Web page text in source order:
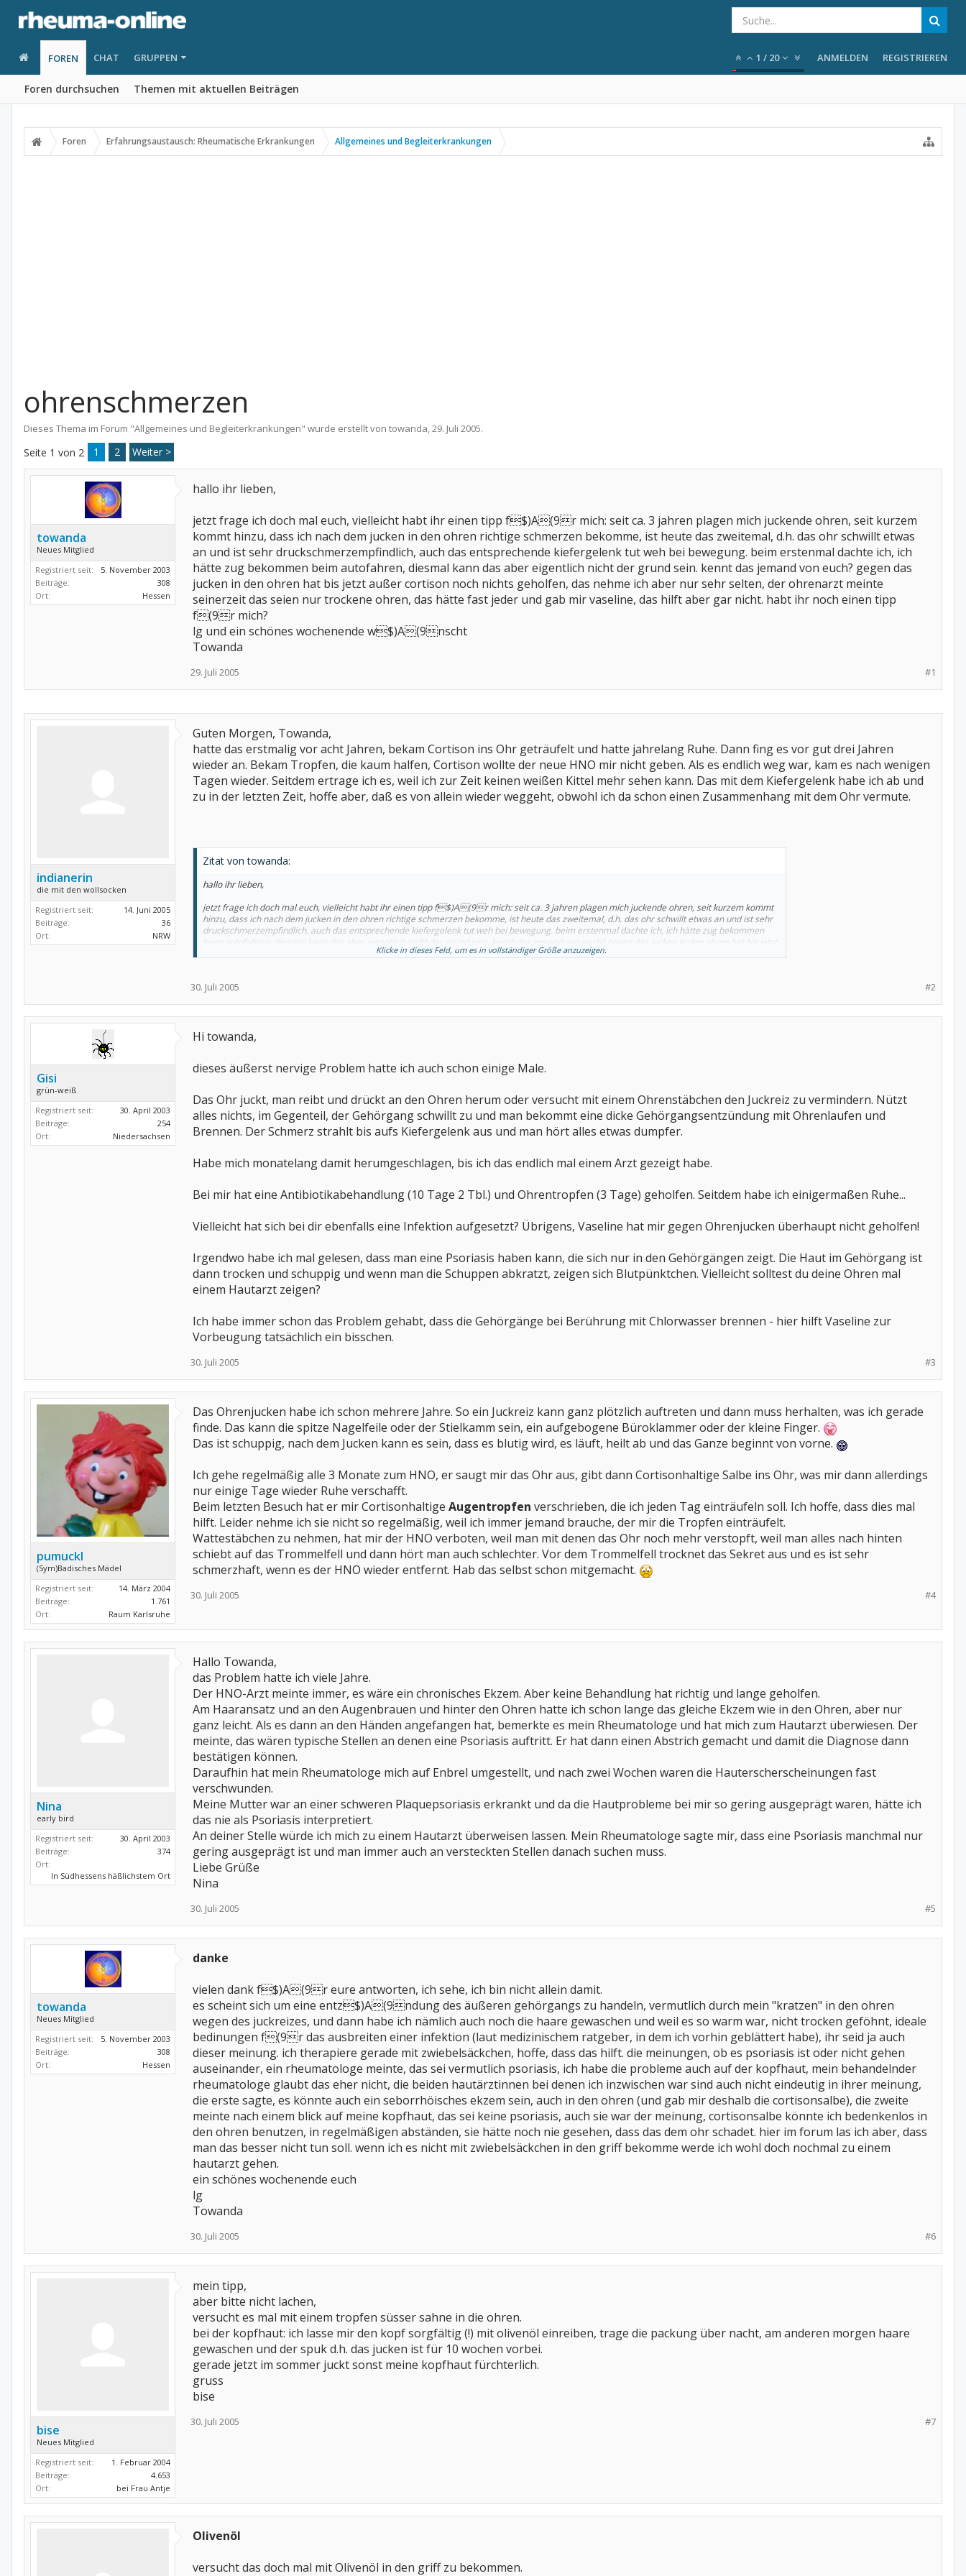
FOREN
Foren durchsuchen Themen mit aktuellen Beiträgen
CHAT GRUPPEN 1 / 20 ANMELDEN REGISTRIEREN
Foren Erfahrungsaustausch: Rheumatische Erkrankungen Allgemeines und Begleiterkrankungen
ohrenschmerzen
Dieses Thema im Forum "Allgemeines und Begleiterkrankungen" wurde erstellt von towanda,29. Juli 2005.
Seite 1 von 2 1 2 Weiter >
towanda
Neues Mitglied
Registriert seit:
5. November 2003
Beiträge:
308
Ort:
Hessen
hallo ihr lieben,
jetzt frage ich doch mal euch, vielleicht habt ihr einen tipp f$)A(9r mich: seit ca. 3 jahren plagen mich juckende ohren, seit kurzem
kommt hinzu, dass ich nach dem jucken in den ohren richtige schmerzen bekomme, ist heute das zweitemal, d.h. das ohr schwillt etwas
an und ist sehr druckschmerzempfindlich, auch das entsprechende kiefergelenk tut weh bei bewegung. beim erstenmal dachte ich, ich
hätte zug bekommen beim autofahren, diesmal kann das aber eigentlich nicht der grund sein. kennt das jemand von euch? gegen das
jucken in den ohren hat bis jetzt außer cortison noch nichts geholfen, das nehme ich aber nur sehr selten, der ohrenarzt meinte
seinerzeit das seien nur trockene ohren, das hätte fast jeder und gab mir vaseline, das hilft aber gar nicht. habt ihr noch einen tipp
f(9r mich?
lg und ein schönes wochenende w$)A(9nscht
Towanda
#1
29. Juli 2005
indianerin
die mit den wollsocken
Registriert seit:
14. Juni 2005
Beiträge:
36
Ort:
NRW
Guten Morgen, Towanda,
hatte das erstmalig vor acht Jahren, bekam Cortison ins Ohr geträufelt und hatte jahrelang Ruhe. Dann fing es vor gut drei Jahren
wieder an. Bekam Tropfen, die kaum halfen, Cortison wollte der neue HNO mir nicht geben. Als es endlich weg war, kam es nach wenigen
Tagen wieder. Seitdem ertrage ich es, weil ich zur Zeit keinen weißen Kittel mehr sehen kann. Das mit dem Kiefergelenk habe ich ab und
zu in der letzten Zeit, hoffe aber, daß es von allein wieder weggeht, obwohl ich da schon einen Zusammenhang mit dem Ohr vermute.
Zitat von towanda:
hallo ihr lieben,
jetzt frage ich doch mal euch, vielleicht habt ihr einen tipp f$)A(9r mich: seit ca. 3 jahren plagen mich juckende ohren, seit kurzem kommt
hinzu, dass ich nach dem jucken in den ohren richtige schmerzen bekomme, ist heute das zweitemal, d.h. das ohr schwillt etwas an und ist sehr
druckschmerzempfindlich, auch das entsprechende kiefergelenk tut weh bei bewegung. beim erstenmal dachte ich, ich hätte zug bekommen
beim autofahren, diesmal kann das aber eigentlich nicht der grund sein. kennt das jemand von euch? gegen das jucken in den ohren hat bis jetzt
außer cortison noch nichts geholfen, das nehme ich aber nur sehr selten, der ohrenarzt meinte seinerzeit das seien nur trockene ohren, das
Towanda
Klicke in dieses Feld, um es in vollständiger Größe anzuzeigen.
#2
30. Juli 2005
Gisi
grün-weiß
Registriert seit:
30. April 2003
Beiträge:
254
Ort:
Niedersachsen
Hi towanda,
dieses äußerst nervige Problem hatte ich auch schon einige Male.
Das Ohr juckt, man reibt und drückt an den Ohren herum oder versucht mit einem Ohrenstäbchen den Juckreiz zu vermindern. Nützt
alles nichts, im Gegenteil, der Gehörgang schwillt zu und man bekommt eine dicke Gehörgangsentzündung mit Ohrenlaufen und
Brennen. Der Schmerz strahlt bis aufs Kiefergelenk aus und man hört alles etwas dumpfer.
Habe mich monatelang damit herumgeschlagen, bis ich das endlich mal einem Arzt gezeigt habe.
Bei mir hat eine Antibiotikabehandlung (10 Tage 2 Tbl.) und Ohrentropfen (3 Tage) geholfen. Seitdem habe ich einigermaßen Ruhe...
Vielleicht hat sich bei dir ebenfalls eine Infektion aufgesetzt? Übrigens, Vaseline hat mir gegen Ohrenjucken überhaupt nicht geholfen!
Irgendwo habe ich mal gelesen, dass man eine Psoriasis haben kann, die sich nur in den Gehörgängen zeigt. Die Haut im Gehörgang ist
dann trocken und schuppig und wenn man die Schuppen abkratzt, zeigen sich Blutpünktchen. Vielleicht solltest du deine Ohren mal
einem Hautarzt zeigen?
Ich habe immer schon das Problem gehabt, dass die Gehörgänge bei Berührung mit Chlorwasser brennen - hier hilft Vaseline zur
Vorbeugung tatsächlich ein bisschen.
#3
30. Juli 2005
pumuckl
(Sym)Badisches Mädel
Registriert seit:
14. März 2004
Beiträge:
1.761
Ort:
Raum Karlsruhe
Das Ohrenjucken habe ich schon mehrere Jahre. So ein Juckreiz kann ganz plötzlich auftreten und dann muss herhalten, was ich gerade
finde. Das kann die spitze Nagelfeile oder der Stielkamm sein, ein aufgebogene Büroklammer oder der kleine Finger.
Das ist schuppig, nach dem Jucken kann es sein, dass es blutig wird, es läuft, heilt ab und das Ganze beginnt von vorne.
Ich gehe regelmäßig alle 3 Monate zum HNO, er saugt mir das Ohr aus, gibt dann Cortisonhaltige Salbe ins Ohr, was mir dann allerdings
nur einige Tage wieder Ruhe verschafft.
Beim letzten Besuch hat er mir Cortisonhaltige Augentropfen verschrieben, die ich jeden Tag einträufeln soll. Ich hoffe, dass dies mal
hilft. Leider nehme ich sie nicht so regelmäßig, weil ich immer jemand brauche, der mir die Tropfen einträufelt.
Wattestäbchen zu nehmen, hat mir der HNO verboten, weil man mit denen das Ohr noch mehr verstopft, weil man alles nach hinten
schiebt auf das Trommelfell und dann hört man auch schlechter. Vor dem Trommelfell trocknet das Sekret aus und es ist sehr
schmerzhaft, wenn es der HNO wieder entfernt. Hab das selbst schon mitgemacht.
#4
30. Juli 2005
Nina
early bird
Registriert seit:
30. April 2003
Beiträge:
374
Ort:
In Südhessens häßlichstem Ort
Hallo Towanda,
das Problem hatte ich viele Jahre.
Der HNO-Arzt meinte immer, es wäre ein chronisches Ekzem. Aber keine Behandlung hat richtig und lange geholfen.
Am Haaransatz und an den Augenbrauen und hinter den Ohren hatte ich schon lange das gleiche Ekzem wie in den Ohren, aber nur
ganz leicht. Als es dann an den Händen angefangen hat, bemerkte es mein Rheumatologe und hat mich zum Hautarzt überwiesen. Der
meinte, das wären typische Stellen an denen eine Psoriasis auftritt. Er hat dann einen Abstrich gemacht und damit die Diagnose dann
bestätigen können.
Daraufhin hat mein Rheumatologe mich auf Enbrel umgestellt, und nach zwei Wochen waren die Hauterscherscheinungen fast
verschwunden.
Meine Mutter war an einer schweren Plaquepsoriasis erkrankt und da die Hautprobleme bei mir so gering ausgeprägt waren, hätte ich
das nie als Psoriasis interpretiert.
An deiner Stelle würde ich mich zu einem Hautarzt überweisen lassen. Mein Rheumatologe sagte mir, dass eine Psoriasis manchmal nur
gering ausgeprägt ist und man immer auch an versteckten Stellen danach suchen muss.
Liebe Grüße
Nina
#5
30. Juli 2005
towanda
Neues Mitglied
Registriert seit:
5. November 2003
Beiträge:
308
Ort:
Hessen
danke
vielen dank f$)A(9r eure antworten, ich sehe, ich bin nicht allein damit.
es scheint sich um eine entz$)A(9ndung des äußeren gehörgangs zu handeln, vermutlich durch mein "kratzen" in den ohren
wegen des juckreizes, und dann habe ich nämlich auch noch die haare gewaschen und weil es so warm war, nicht trocken geföhnt, ideale
bedinungen f(9r das ausbreiten einer infektion (laut medizinischem ratgeber, in dem ich vorhin geblättert habe), ihr seid ja auch
dieser meinung. ich therapiere gerade mit zwiebelsäckchen, hoffe, dass das hilft. die meinungen, ob es psoriasis ist oder nicht gehen
auseinander, ein rheumatologe meinte, das sei vermutlich psoriasis, ich habe die probleme auch auf der kopfhaut, mein behandelnder
rheumatologe glaubt das eher nicht, die beiden hautärztinnen bei denen ich inzwischen war sind auch nicht eindeutig in ihrer meinung,
die erste sagte, es könnte auch ein seborrhöisches ekzem sein, auch in den ohren (und gab mir deshalb die cortisonsalbe), die zweite
meinte nach einem blick auf meine kopfhaut, das sei keine psoriasis, auch sie war der meinung, cortisonsalbe könnte ich bedenkenlos in
den ohren benutzen, in regelmäßigen abständen, sie hätte noch nie gesehen, dass das dem ohr schadet. hier im forum las ich aber, dass
man das besser nicht tun soll. wenn ich es nicht mit zwiebelsäckchen in den griff bekomme werde ich wohl doch nochmal zu einem
hautarzt gehen.
ein schönes wochenende euch
lg
Towanda
#6
30. Juli 2005
bise
Neues Mitglied
Registriert seit:
1. Februar 2004
Beiträge:
4.653
Ort:
bei Frau Antje
mein tipp,
aber bitte nicht lachen,
versucht es mal mit einem tropfen süsser sahne in die ohren.
bei der kopfhaut: ich lasse mir den kopf sorgfältig (!) mit olivenöl einreiben, trage die packung über nacht, am anderen morgen haare
gewaschen und der spuk d.h. das jucken ist für 10 wochen vorbei.
gerade jetzt im sommer juckt sonst meine kopfhaut fürchterlich.
gruss
bise
#7
30. Juli 2005
Olivenöl
versucht das doch mal mit Olivenöl in den griff zu bekommen.